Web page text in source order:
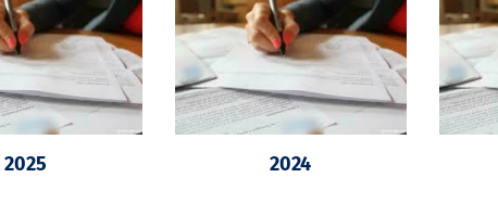
2025 2024